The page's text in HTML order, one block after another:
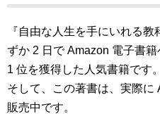
『自由な人生を手にいれる
ずか 2 日で Amazon 電子書
1 位を獲得した人気書籍です。
そして、この著書は、実際に
販売中です。